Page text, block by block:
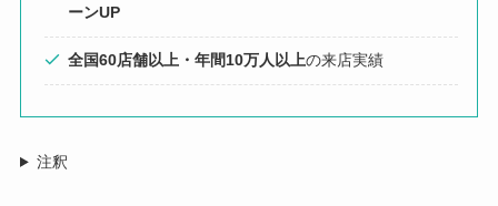
ーンUP
全国60店舗以上・年間10万人以上の来店実績
注釈